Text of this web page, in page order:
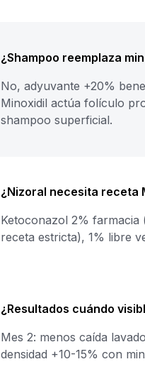
¿Shampoo reemplaza
No, adyuvante +20%
Minoxidil actúa folículo
shampoo superficial.
¿Nizoral necesita receta
Ketoconazol 2% farmacia
receta estricta), 1% libre
¿Resultados cuándo
Mes 2: menos caída
densidad +10-15% con